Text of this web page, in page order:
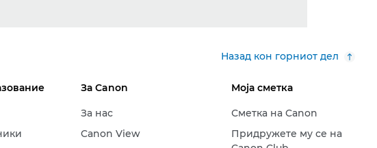
Назад кон горниот дел
За Canon
За нас
Canon View
Моја сметка
Сметка на Canon
Придружете му се на